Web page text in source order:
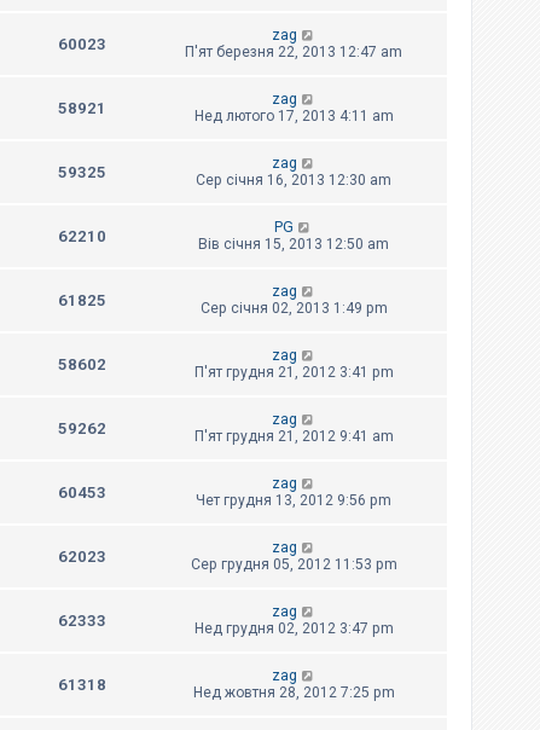
60023
zag
П'ят березня 22, 2013 12:47 am
58921
zag
Нед лютого 17, 2013 4:11 am
59325
zag
Сер січня 16, 2013 12:30 am
62210
PG
Вів січня 15, 2013 12:50 am
61825
zag
Сер січня 02, 2013 1:49 pm
58602
zag
П'ят грудня 21, 2012 3:41 pm
59262
zag
П'ят грудня 21, 2012 9:41 am
60453
zag
Чет грудня 13, 2012 9:56 pm
62023
zag
Сер грудня 05, 2012 11:53 pm
62333
zag
Нед грудня 02, 2012 3:47 pm
61318
zag
Нед жовтня 28, 2012 7:25 pm